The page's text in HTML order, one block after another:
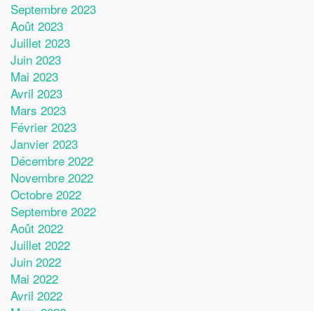
Septembre 2023
Août 2023
Juillet 2023
Juin 2023
Mai 2023
Avril 2023
Mars 2023
Février 2023
Janvier 2023
Décembre 2022
Novembre 2022
Octobre 2022
Septembre 2022
Août 2022
Juillet 2022
Juin 2022
Mai 2022
Avril 2022